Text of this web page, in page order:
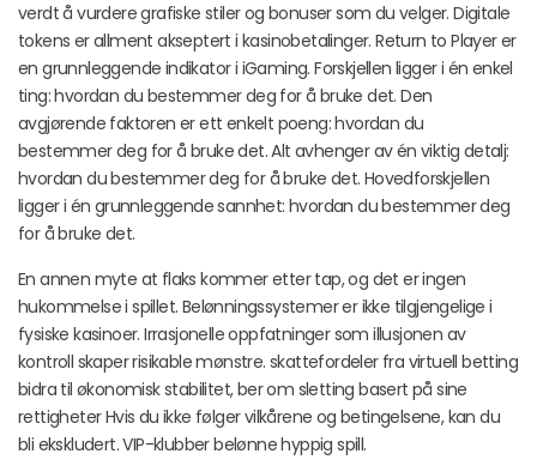
verdt å vurdere grafiske stiler og bonuser som du velger. Digitale
tokens er allment akseptert i kasinobetalinger. Return to Player er
en grunnleggende indikator i iGaming. Forskjellen ligger i én enkel
ting: hvordan du bestemmer deg for å bruke det. Den
avgjørende faktoren er ett enkelt poeng: hvordan du
bestemmer deg for å bruke det. Alt avhenger av én viktig detalj:
hvordan du bestemmer deg for å bruke det. Hovedforskjellen
ligger i én grunnleggende sannhet: hvordan du bestemmer deg
for å bruke det.
En annen myte at flaks kommer etter tap, og det er ingen
hukommelse i spillet. Belønningssystemer er ikke tilgjengelige i
fysiske kasinoer. Irrasjonelle oppfatninger som illusjonen av
kontroll skaper risikable mønstre. skattefordeler fra virtuell betting
bidra til økonomisk stabilitet, ber om sletting basert på sine
rettigheter Hvis du ikke følger vilkårene og betingelsene, kan du
bli ekskludert. VIP-klubber belønne hyppig spill.